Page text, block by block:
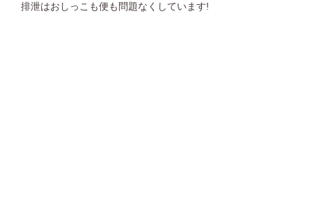
排泄はおしっこも便も問題なくしています!